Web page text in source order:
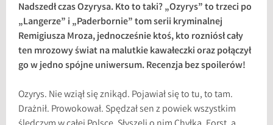
Nadszedł czas Ozyrysa. Kto to taki? „Ozyrys” to trzeci po
„Langerze” i „Paderbornie” tom serii kryminalnej
Remigiusza Mroza, jednocześnie ktoś, kto rozniósł cały
ten mrozowy świat na malutkie kawałeczki oraz połączył
go w jedno spójne uniwersum. Recenzja bez spoilerów!
Ozyrys. Nie wziął się znikąd. Pojawiał się to tu, to tam.
Drażnił. Prowokował. Spędzał sen z powiek wszystkim